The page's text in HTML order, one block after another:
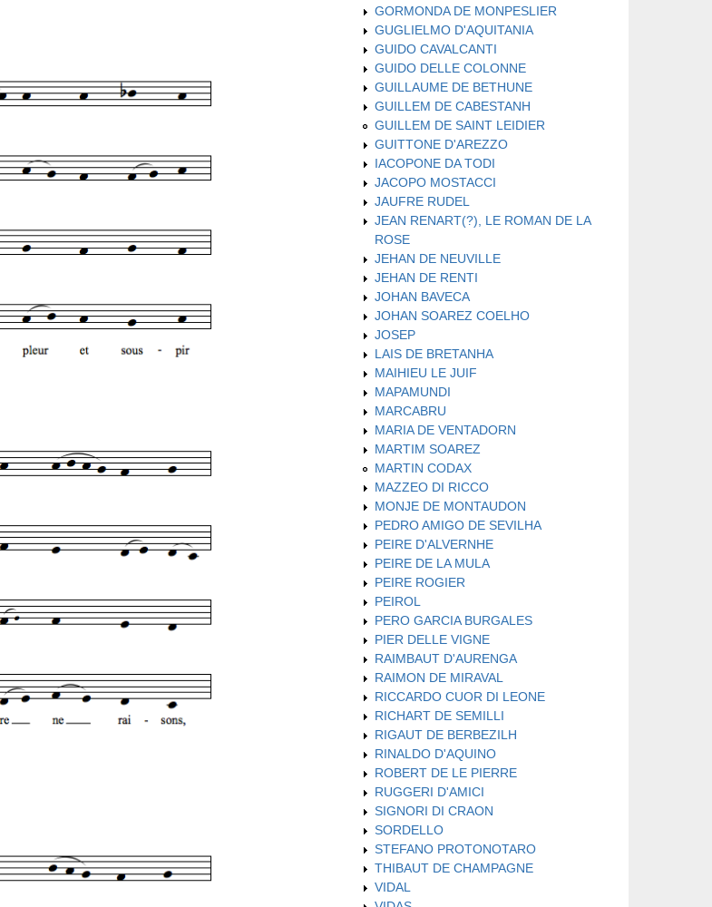
GORMONDA DE MONPESLIER
GUGLIELMO D'AQUITANIA
GUIDO CAVALCANTI
GUIDO DELLE COLONNE
GUILLAUME DE BETHUNE
GUILLEM DE CABESTANH
GUILLEM DE SAINT LEIDIER
GUITTONE D'AREZZO
IACOPONE DA TODI
JACOPO MOSTACCI
JAUFRE RUDEL
JEAN RENART(?), LE ROMAN DE LA
ROSE
JEHAN DE NEUVILLE
JEHAN DE RENTI
JOHAN BAVECA
JOHAN SOAREZ COELHO
JOSEP
LAIS DE BRETANHA
MAIHIEU LE JUIF
MAPAMUNDI
MARCABRU
MARIA DE VENTADORN
MARTIM SOAREZ
MARTIN CODAX
MAZZEO DI RICCO
MONJE DE MONTAUDON
PEDRO AMIGO DE SEVILHA
PEIRE D'ALVERNHE
PEIRE DE LA MULA
PEIRE ROGIER
PEIROL
PERO GARCIA BURGALES
PIER DELLE VIGNE
RAIMBAUT D'AURENGA
RAIMON DE MIRAVAL
RICCARDO CUOR DI LEONE
RICHART DE SEMILLI
RIGAUT DE BERBEZILH
RINALDO D'AQUINO
ROBERT DE LE PIERRE
RUGGERI D'AMICI
SIGNORI DI CRAON
SORDELLO
STEFANO PROTONOTARO
THIBAUT DE CHAMPAGNE
VIDAL